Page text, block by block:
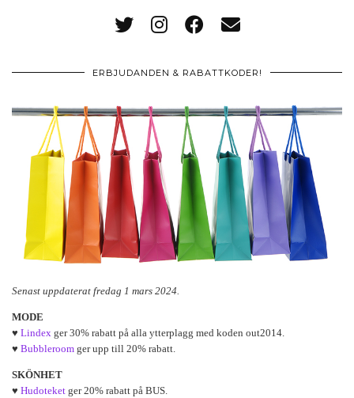
ERBJUDANDEN & RABATTKODER!
Senast uppdaterat fredag 1 mars 2024.
MODE
♥ Lindex ger 30% rabatt på alla ytterplagg med koden out2014.
♥ Bubbleroom ger upp till 20% rabatt.
SKÖNHET
♥ Hudoteket ger 20% rabatt på BUS.